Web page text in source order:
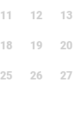
11 12 13
18 19 20
25 26 27